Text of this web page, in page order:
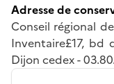
Adresse de
Conseil régional
Inventaire£17, bd
Dijon cedex -